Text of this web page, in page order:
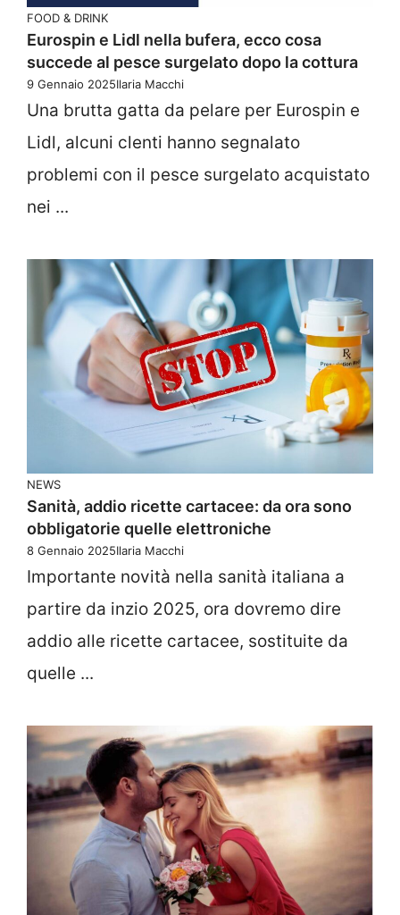
FOOD & DRINK
Eurospin e Lidl nella bufera, ecco cosa
succede al pesce surgelato dopo la cottura
9 Gennaio 2025Ilaria Macchi
Una brutta gatta da pelare per Eurospin e
Lidl, alcuni clenti hanno segnalato
problemi con il pesce surgelato acquistato
nei ...
NEWS
Sanità, addio ricette cartacee: da ora sono
obbligatorie quelle elettroniche
8 Gennaio 2025Ilaria Macchi
Importante novità nella sanità italiana a
partire da inzio 2025, ora dovremo dire
addio alle ricette cartacee, sostituite da
quelle ...